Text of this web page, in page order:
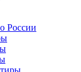
России